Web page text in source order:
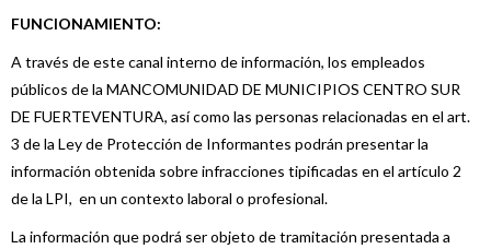
FUNCIONAMIENTO:
A través de este canal interno de información, los empleados
públicos de la MANCOMUNIDAD DE MUNICIPIOS CENTRO SUR
DE FUERTEVENTURA, así como las personas relacionadas en el art.
3 de la Ley de Protección de Informantes podrán presentar la
información obtenida sobre infracciones tipificadas en el artículo 2
de la LPI, en un contexto laboral o profesional.
La información que podrá ser objeto de tramitación presentada a